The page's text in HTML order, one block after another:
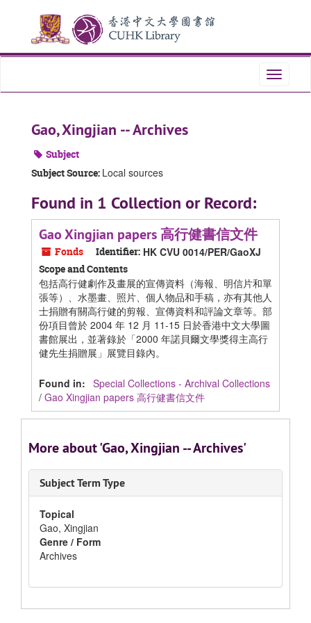
content
Toggle
Gao, Xingjian -- Archives
Subject
Subject Source: Local sources
Found in 1 Collection or Record:
Gao Xingjian papers 高行健書信文件
Fonds Identifier: HK CVU 0014/PER/GaoXJ
Scope and Contents
包括高行健劇作及畫展的宣傳資料（海報、明信片和單
張等）、水墨畫、照片、個人物品和手稿，亦有其他人
士捐贈有關高行健的剪報、宣傳資料和評論文章等。部
份項目曾於 2004 年 12 月 11-15 日於香港中文大學圖
書館展出，並著錄於「2000 年諾貝爾文學獎得主高行
健先生捐贈展」展覽目錄內。
Found in: Special Collections - Archival Collections
/ Gao Xingjian papers 高行健書信文件
More about 'Gao, Xingjian -- Archives'
Subject Term Type
Topical
Gao, Xingjian
Genre / Form
Archives